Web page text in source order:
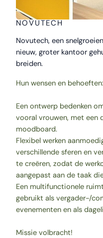
NOVUTECH
Novutech, een
nieuw, groter kantoor
breiden.
Hun wensen en behoeften:
Een ontwerp bedenken
vooral vrouwen, met een
moodboard.
Flexibel werken
verschillende sferen en
te creëren, zodat de
aangepast aan de taak
Een multifunctionele
gebruikt als vergader-/
evenementen en als
Missie volbracht!